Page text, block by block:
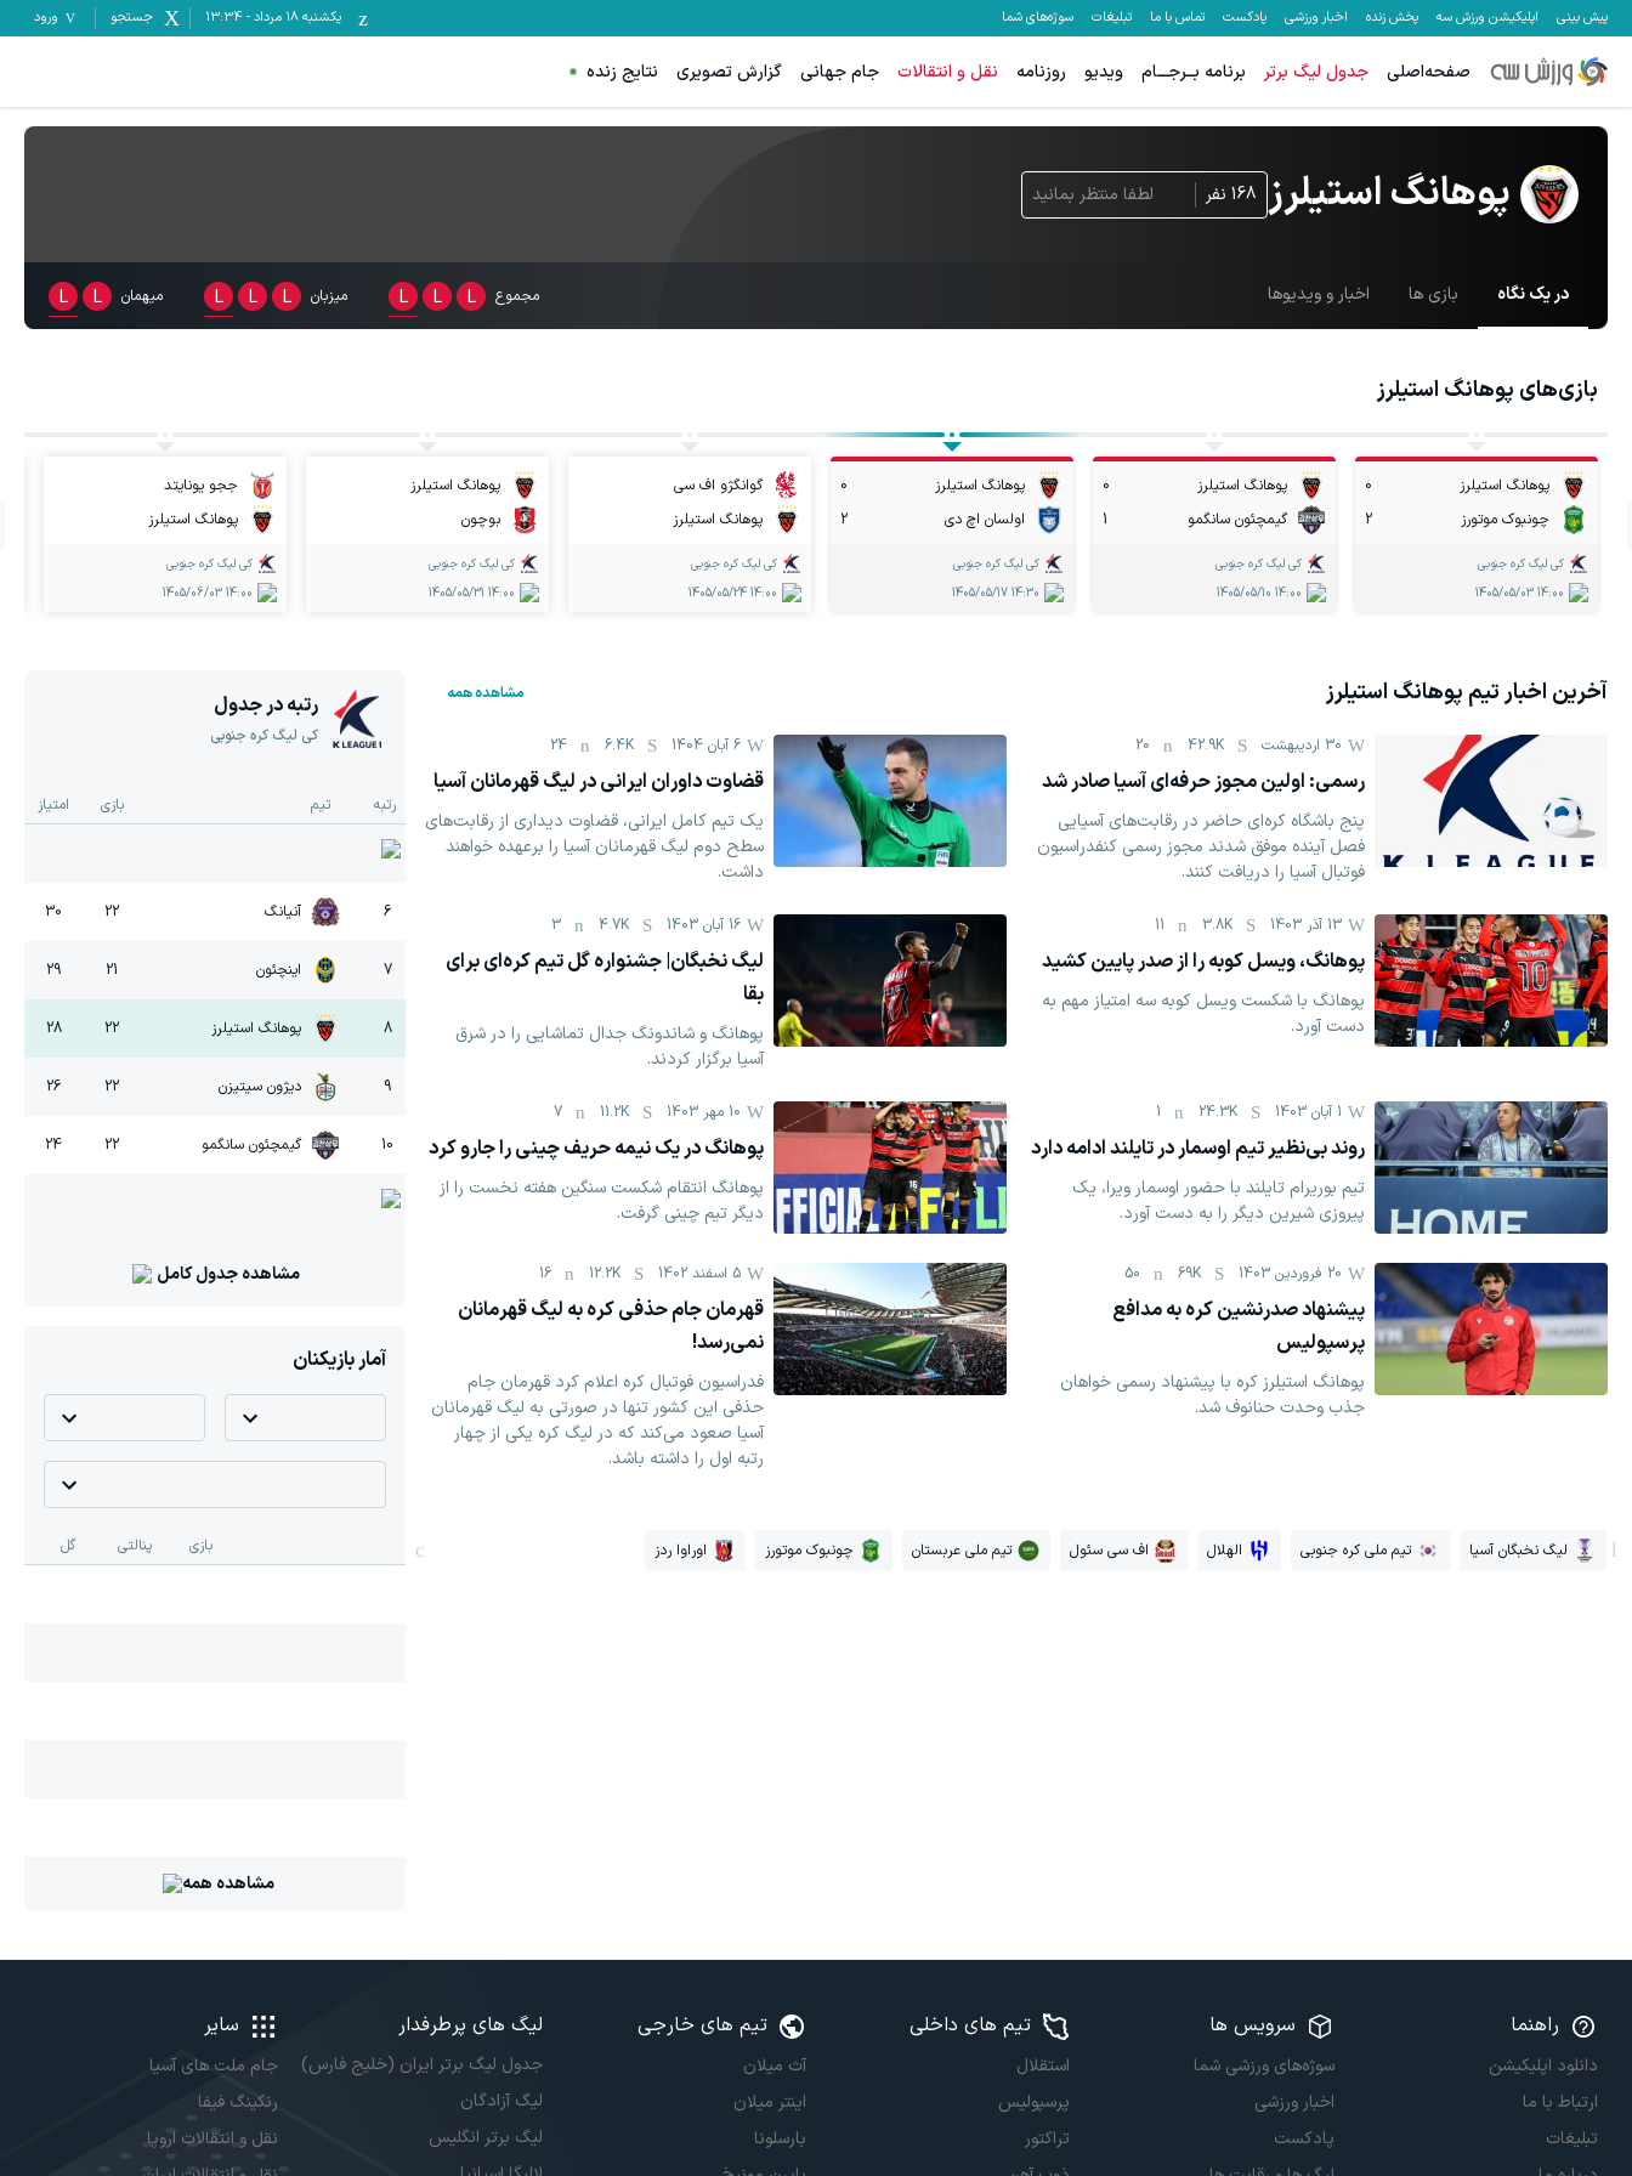
پیش بینی اپلیکیشن ورزش سه پخش زنده اخبار ورزشی پادکست تماس با ما تبلیغات سوژه‌های شما یکشنبه ۱۸ مرداد -
13:34 جستجو ورود
صفحه‌اصلی جدول لیگ برتر برنامه بــرجـــام ویدیو روزنامه نقل و انتقالات جام جهانی گزارش تصویری نتایج زنده
پوهانگ استیلرز 168 نفر لطفا منتظر بمانید
در یک نگاه بازی ها اخبار و ویدیوها مجموع L
L
L میزبان L
L
L میهمان L
L
بازی‌های پوهانگ استیلرز
پوهانگ استیلرز
0
چونبوک موتورز
2
کی لیگ کره جنوبی
1405/05/03 14:00
پوهانگ استیلرز
0
گیمچئون سانگمو
1
کی لیگ کره جنوبی
1405/05/10 14:00
پوهانگ استیلرز
0
اولسان اچ دی
2
کی لیگ کره جنوبی
1405/05/17 14:30
گوانگژو اف سی
پوهانگ استیلرز
کی لیگ کره جنوبی
1405/05/24 14:00
پوهانگ استیلرز
بوچون
کی لیگ کره جنوبی
1405/05/31 14:00
ججو یونایتد
پوهانگ استیلرز
کی لیگ کره جنوبی
1405/06/03 14:00
آخرین اخبار تیم پوهانگ استیلرز مشاهده همه
30 اردیبهشت 42.9K
20
رسمی: اولین مجوز حرفه‌ای آسیا صادر شد
پنج باشگاه کره‌ای حاضر در رقابت‌های آسیایی
فصل آینده موفق شدند مجوز رسمی کنفدراسیون
فوتبال آسیا را دریافت کنند.
6 آبان 1404 6.4K
24
قضاوت داوران ایرانی در لیگ قهرمانان آسیا
یک تیم کامل ایرانی، قضاوت دیداری از رقابت‌های
سطح دوم لیگ قهرمانان آسیا را برعهده خواهند
داشت.
13 آذر 1403 3.8K
11
پوهانگ، ویسل کوبه را از صدر پایین کشید
پوهانگ با شکست ویسل کوبه سه امتیاز مهم به
دست آورد.
16 آبان 1403 4.7K
3
لیگ نخبگان| جشنواره گل تیم کره‌ای برای
بقا
پوهانگ و شاندونگ جدال تماشایی را در شرق
آسیا برگزار کردند.
1 آبان 1403 24.3K
1
روند بی‌نظیر تیم اوسمار در تایلند ادامه دارد
تیم بوریرام تایلند با حضور اوسمار ویرا، یک
پیروزی شیرین دیگر را به دست آورد.
10 مهر 1403 11.2K
7
پوهانگ در یک نیمه حریف چینی را جارو کرد
پوهانگ انتقام شکست سنگین هفته نخست را از
دیگر تیم چینی گرفت.
20 فروردين 1403 69K
50
پیشنهاد صدرنشین کره به مدافع
پرسپولیس
پوهانگ استیلرز کره با پیشنهاد رسمی خواهان
جذب وحدت حنانوف شد.
5 اسفند 1402 12.2K
16
قهرمان جام حذفی کره به لیگ قهرمانان
نمی‌رسد!‏
فدراسیون فوتبال کره اعلام کرد قهرمان جام
حذفی این کشور تنها در صورتی به لیگ ‏قهرمانان
آسیا صعود می‌کند که در لیگ کره یکی از چهار
رتبه اول را داشته باشد. ‏
لیگ نخبگان آسیا تیم ملی کره جنوبی الهلال اف سی سئول تیم ملی عربستان چونبوک موتورز اوراوا ردز
رتبه در جدول
کی لیگ کره جنوبی
رتبه تیم بازی امتیاز
6 آنیانگ 22
30
7 اینچئون 21
29
8 پوهانگ استیلرز 22
28
9 دیژون سیتیزن 22
26
10 گیمچئون سانگمو 22
24
مشاهده جدول کامل
آمار بازیکنان
بازی پنالتی گل
مشاهده همه
راهنما
دانلود اپلیکیشن
ارتباط با ما
تبلیغات
سرویس ها
سوژه‌های ورزشی شما
اخبار ورزشی
پادکست
تیم های داخلی
استقلال
پرسپولیس
تراکتور
تیم های خارجی
آث میلان
اینتر میلان
بارسلونا
لیگ های پرطرفدار
جدول لیگ برتر ایران (خلیج فارس)
لیگ آزادگان
لیگ برتر انگلیس
سایر
جام ملت های آسیا
رنکینگ فیفا
نقل و انتقالات اروپا